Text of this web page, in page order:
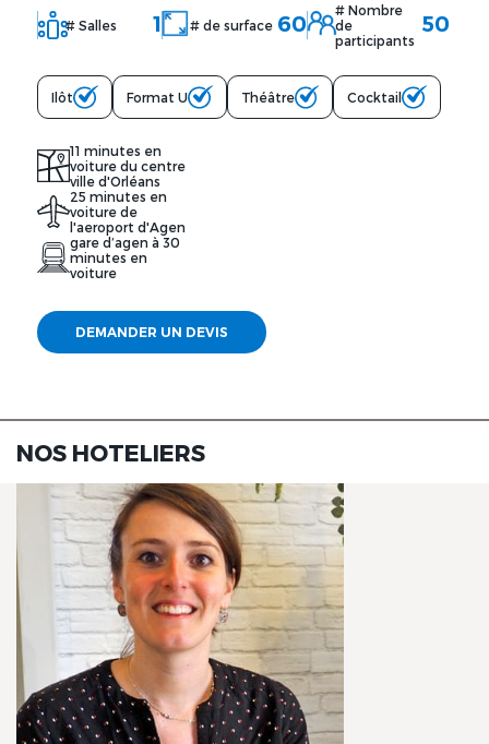
# Salles 1 # de surface 60
# Nombre
de
participants
50
Ilôt Format U Théâtre Cocktail
11 minutes en
voiture du centre
ville d'Orléans
25 minutes en
voiture de
l'aeroport d'Agen
gare d’agen à 30
minutes en
voiture
DEMANDER UN DEVIS
NOS HOTELIERS